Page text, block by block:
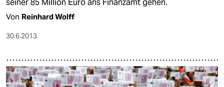
seiner 85 Million Euro ans Finanzamt gehen.
Von Reinhard Wolff
30.6.2013